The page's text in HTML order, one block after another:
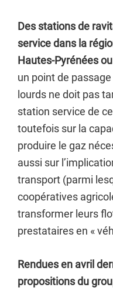
Des stations de
service dans la
Hautes-Pyrénées
un point de
lourds ne doit pas
station service de
toutefois sur la
produire le gaz
aussi sur
transport (parmi
coopératives
transformer leurs
prestataires en «
Rendues en avril
propositions du